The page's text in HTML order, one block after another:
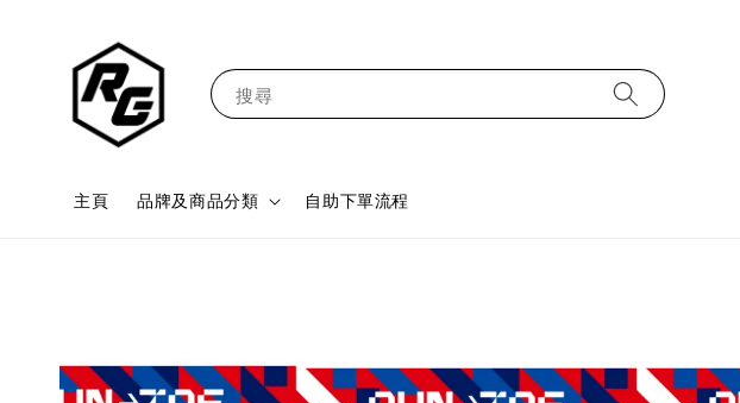
搜尋
主頁 品牌及商品分類 自助下單流程